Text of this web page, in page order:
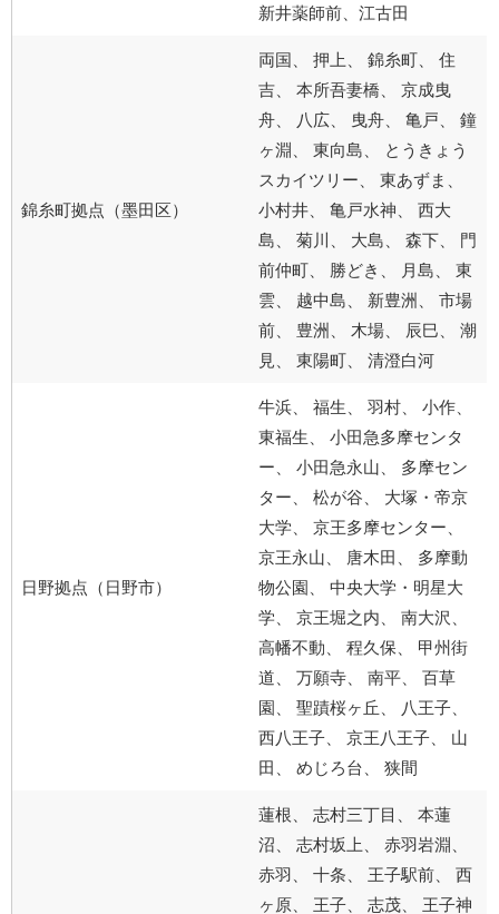
新井薬師前、江古田
錦糸町拠点（墨田区）
両国、 押上、 錦糸町、 住
吉、 本所吾妻橋、 京成曳
舟、 八広、 曳舟、 亀戸、 鐘
ヶ淵、 東向島、 とうきょう
スカイツリー、 東あずま、
小村井、 亀戸水神、 西大
島、 菊川、 大島、 森下、 門
前仲町、 勝どき、 月島、 東
雲、 越中島、 新豊洲、 市場
前、 豊洲、 木場、 辰巳、 潮
見、 東陽町、 清澄白河
日野拠点（日野市）
牛浜、 福生、 羽村、 小作、
東福生、 小田急多摩センタ
ー、 小田急永山、 多摩セン
ター、 松が谷、 大塚・帝京
大学、 京王多摩センター、
京王永山、 唐木田、 多摩動
物公園、 中央大学・明星大
学、 京王堀之内、 南大沢、
高幡不動、 程久保、 甲州街
道、 万願寺、 南平、 百草
園、 聖蹟桜ヶ丘、 八王子、
西八王子、 京王八王子、 山
田、 めじろ台、 狭間
蓮根、 志村三丁目、 本蓮
沼、 志村坂上、 赤羽岩淵、
赤羽、 十条、 王子駅前、 西
ヶ原、 王子、 志茂、 王子神